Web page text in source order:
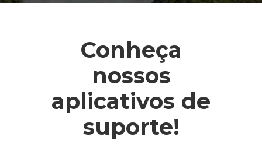
Conheça
nossos
aplicativos de
suporte!